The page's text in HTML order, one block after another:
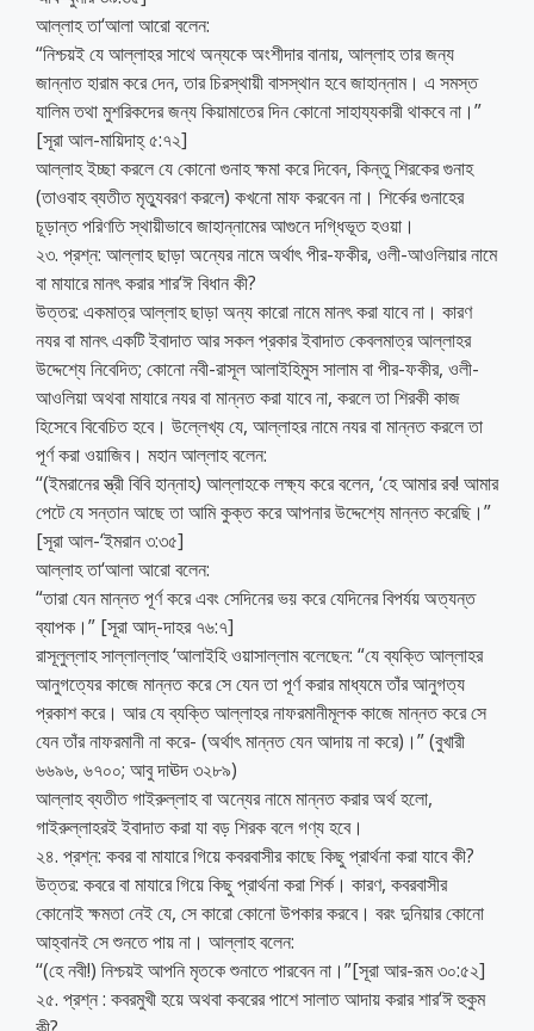
আল্লাহ তা‘আলা আরো বলেন:
“নিশ্চয়ই যে আল্লাহর সাথে অন্যকে অংশীদার বানায়, আল্লাহ তার জন্য
জান্নাত হারাম করে দেন, তার চিরস্থায়ী বাসস্থান হবে জাহান্নাম। এ সমস্ত
যালিম তথা মুশরিকদের জন্য কিয়ামাতের দিন কোনো সাহায্যকারী থাকবে না।”
[সূরা আল-মায়িদাহ্ ৫:৭২]
আল্লাহ ইচ্ছা করলে যে কোনো গুনাহ ক্ষমা করে দিবেন, কিন্তু শিরকের গুনাহ
(তাওবাহ ব্যতীত মৃত্যুবরণ করলে) কখনো মাফ করবেন না। শির্কের গুনাহের
চূড়ান্ত পরিণতি স্থায়ীভাবে জাহান্নামের আগুনে দগ্ধিভূত হওয়া।
২৩. প্রশ্ন: আল্লাহ ছাড়া অন্যের নামে অর্থাৎ পীর-ফকীর, ওলী-আওলিয়ার নামে
বা মাযারে মানৎ করার শার‘ঈ বিধান কী?
উত্তর: একমাত্র আল্লাহ ছাড়া অন্য কারো নামে মানৎ করা যাবে না। কারণ
নযর বা মানৎ একটি ইবাদাত আর সকল প্রকার ইবাদাত কেবলমাত্র আল্লাহর
উদ্দেশ্যে নিবেদিত; কোনো নবী-রাসূল আলাইহিমুস সালাম বা পীর-ফকীর, ওলী-
আওলিয়া অথবা মাযারে নযর বা মান্নত করা যাবে না, করলে তা শিরকী কাজ
হিসেবে বিবেচিত হবে। উল্লেখ্য যে, আল্লাহর নামে নযর বা মান্নত করলে তা
পূর্ণ করা ওয়াজিব। মহান আল্লাহ বলেন:
‘‘(ইমরানের স্ত্রী বিবি হান্নাহ) আল্লাহকে লক্ষ্য করে বলেন, ‘হে আমার রব! আমার
পেটে যে সন্তান আছে তা আমি কুক্ত করে আপনার উদ্দেশ্যে মান্নত করেছি।”
[সূরা আল-‘ইমরান ৩:৩৫]
আল্লাহ তা‘আলা আরো বলেন:
“তারা যেন মান্নত পূর্ণ করে এবং সেদিনের ভয় করে যেদিনের বিপর্যয় অত্যন্ত
ব্যাপক।” [সূরা আদ্-দাহর ৭৬:৭]
রাসূলুল্লাহ সাল্লাল্লাহু ‘আলাইহি ওয়াসাল্লাম বলেছেন: “যে ব্যক্তি আল্লাহর
আনুগত্যের কাজে মান্নত করে সে যেন তা পূর্ণ করার মাধ্যমে তাঁর আনুগত্য
প্রকাশ করে। আর যে ব্যক্তি আল্লাহর নাফরমানীমূলক কাজে মান্নত করে সে
যেন তাঁর নাফরমানী না করে- (অর্থাৎ মান্নত যেন আদায় না করে)।” (বুখারী
৬৬৯৬, ৬৭০০; আবু দাঊদ ৩২৮৯)
আল্লাহ ব্যতীত গাইরুল্লাহ বা অন্যের নামে মান্নত করার অর্থ হলো,
গাইরুল্লাহরই ইবাদাত করা যা বড় শিরক বলে গণ্য হবে।
২৪. প্রশ্ন: কবর বা মাযারে গিয়ে কবরবাসীর কাছে কিছু প্রার্থনা করা যাবে কী?
উত্তর: কবরে বা মাযারে গিয়ে কিছু প্রার্থনা করা শির্ক। কারণ, কবরবাসীর
কোনোই ক্ষমতা নেই যে, সে কারো কোনো উপকার করবে। বরং দুনিয়ার কোনো
আহ্বানই সে শুনতে পায় না। আল্লাহ বলেন:
‘‘(হে নবী!) নিশ্চয়ই আপনি মৃতকে শুনাতে পারবেন না।”[সূরা আর-রূম ৩০:৫২]
২৫. প্রশ্ন : কবরমুখী হয়ে অথবা কবরের পাশে সালাত আদায় করার শার‘ঈ হুকুম